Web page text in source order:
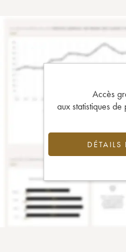
Accès
aux statistiques
DÉTAILS